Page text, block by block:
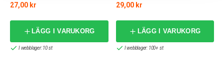
27,00 kr
LÄGG I VARUKORG
I webblager: 10 st
29,00 kr
LÄGG I VARUKORG
I webblager: 100+ st